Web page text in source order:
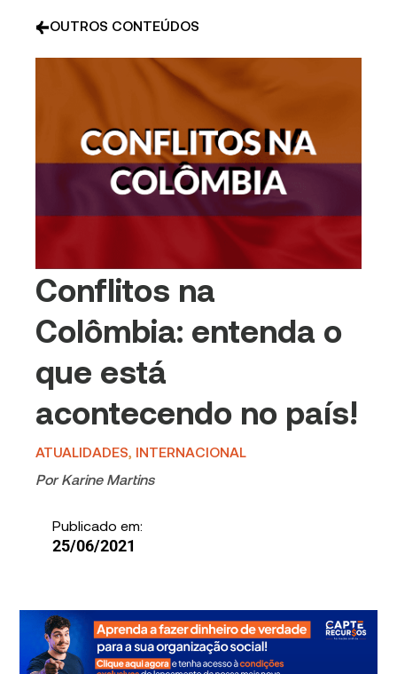
OUTROS CONTEÚDOS
Conflitos na
Colômbia: entenda o
que está
acontecendo no país!
ATUALIDADES INTERNACIONAL
Por Karine Martins
Publicado em:
25/06/2021